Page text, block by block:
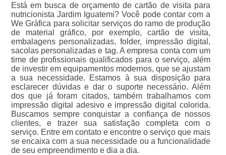
Está em busca de orçamento de cartão de visita para
nutricionista Jardim Iguatemi? Você pode contar com a
We Gráfica para solicitar serviços do ramo de produção
de material gráfico, por exemplo, cartão de visita,
embalagens personalizadas, folder, impressão digital,
sacolas personalizadas e tag. A empresa conta com um
time de profissionais qualificados para o serviço, além
de investir em equipamentos modernos, que se ajustam
a sua necessidade. Estamos à sua disposição para
esclarecer dúvidas e dar o suporte necessário. Além
dos que já foram citados, também trabalhamos com
impressão digital adesivo e impressão digital colorida.
Buscamos sempre conquistar a confiança de nossos
clientes, e trazer sua satisfação completa com o
serviço. Entre em contato e encontre o serviço que mais
se encaixa com a sua necessidade ou a funcionalidade
de seu empreendimento e dia a dia.